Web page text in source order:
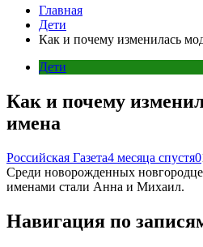
Главная
Дети
Как и почему изменилась
Дети
Как и почему
имена
Российская Газета4 месяца спустя0
Среди новорожденных
именами стали Анна и Михаил.
Навигация по